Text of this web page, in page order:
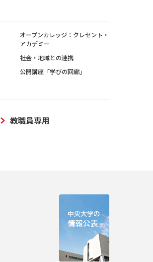
オープンカレッジ：クレセント・
アカデミー
社会・地域との連携
公開講座「学びの回廊」
教職員専用